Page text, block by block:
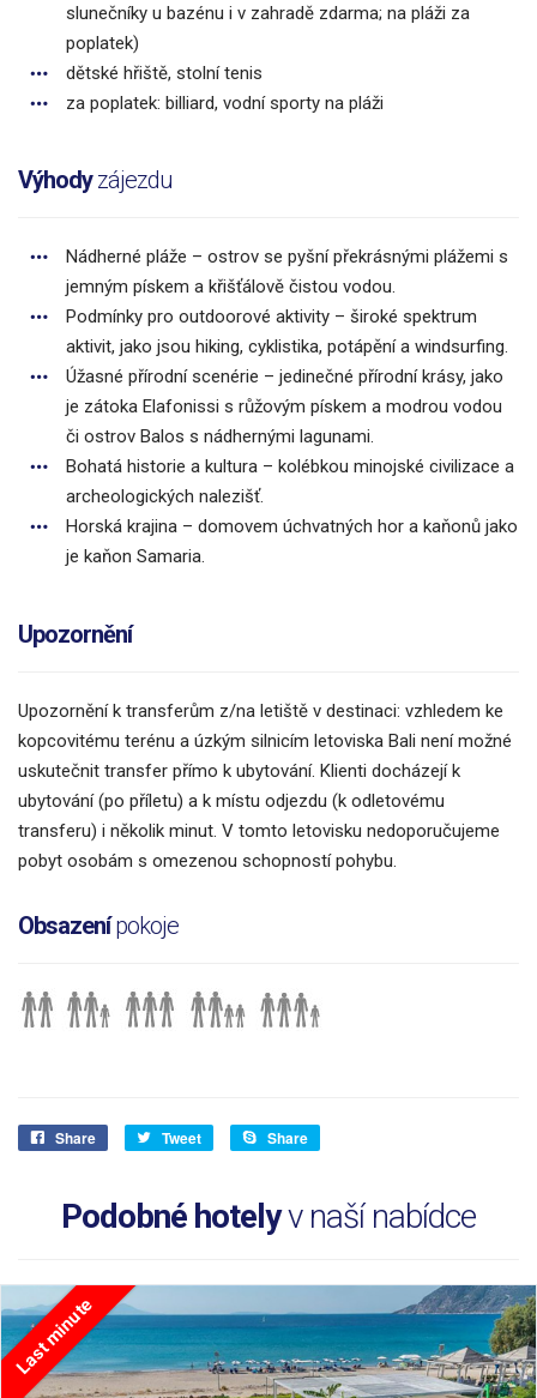
slunečníky u bazénu i v zahradě zdarma; na pláži za
poplatek)
dětské hřiště, stolní tenis
za poplatek: billiard, vodní sporty na pláži
Výhodyzájezdu
Nádherné pláže – ostrov se pyšní překrásnými plážemi s
jemným pískem a křišťálově čistou vodou.
Podmínky pro outdoorové aktivity – široké spektrum
aktivit, jako jsou hiking, cyklistika, potápění a windsurfing.
Úžasné přírodní scenérie – jedinečné přírodní krásy, jako
je zátoka Elafonissi s růžovým pískem a modrou vodou
či ostrov Balos s nádhernými lagunami.
Bohatá historie a kultura – kolébkou minojské civilizace a
archeologických nalezišť.
Horská krajina – domovem úchvatných hor a kaňonů jako
je kaňon Samaria.
Upozornění
Upozornění k transferům z/na letiště v destinaci: vzhledem ke
kopcovitému terénu a úzkým silnicím letoviska Bali není možné
uskutečnit transfer přímo k ubytování. Klienti docházejí k
ubytování (po příletu) a k místu odjezdu (k odletovému
transferu) i několik minut. V tomto letovisku nedoporučujeme
pobyt osobám s omezenou schopností pohybu.
Obsazenípokoje
Share Tweet Share
Podobné hotelyv naší nabídce
Last minute